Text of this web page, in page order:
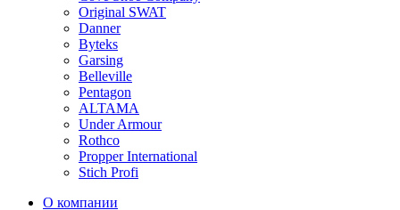
Original SWAT
Danner
Byteks
Garsing
Belleville
Pentagon
ALTAMA
Under Armour
Rothco
Propper International
Stich Profi
О компании